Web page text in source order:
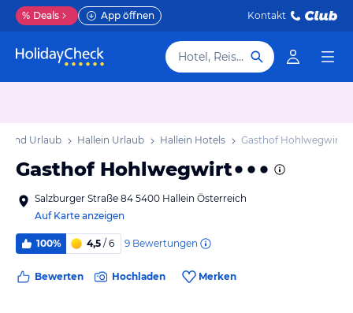
% Deals App öffnen Kontakt
Hotel, Reiseziel
Land Urlaub Hallein Urlaub Hallein Hotels Gasthof Hohlwegwirt
Gasthof Hohlwegwirt
Salzburger Straße 84 5400 Hallein Österreich
Auf Karte anzeigen
100% 4,5 / 6 9 Bewertungen
Bewerten Hochladen Merken